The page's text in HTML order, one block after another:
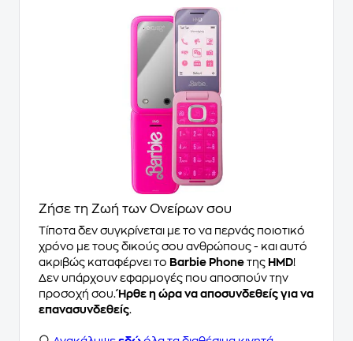
Ζήσε τη Ζωή των Ονείρων σου
Τίποτα δεν συγκρίνεται με το να περνάς ποιοτικό
χρόνο με τους δικούς σου ανθρώπους - και αυτό
ακριβώς καταφέρνει το Barbie Phone της HMD!
Δεν υπάρχουν εφαρμογές που αποσπούν την
προσοχή σου. Ήρθε η ώρα να αποσυνδεθείς για να
επανασυνδεθείς.